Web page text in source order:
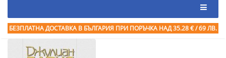
БЕЗПЛАТНА ДОСТАВКА В БЪЛГАРИЯ ПРИ ПОРЪЧКА НАД 35.28 € / 69 ЛВ.